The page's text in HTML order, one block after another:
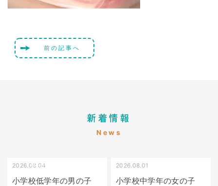
前の記事へ
新着情報
News
受け口（しゃくれている）
2026.08.04
小学校低学年の男の子
2026.08.01
小学校中学年の女の子